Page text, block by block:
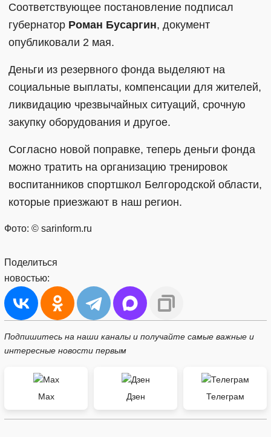
Соответствующее постановление подписал
губернатор Роман Бусаргин, документ
опубликовали 2 мая.
Деньги из резервного фонда выделяют на
социальные выплаты, компенсации для жителей,
ликвидацию чрезвычайных ситуаций, срочную
закупку оборудования и другое.
Согласно новой поправке, теперь деньги фонда
можно тратить на организацию тренировок
воспитанников спортшкол Белгородской области,
которые приезжают в наш регион.
Фото: © sarinform.ru
Поделиться
новостью:
Подпишитесь на наши каналы и получайте самые важные и
интересные новости первым
Max Дзен Телеграм